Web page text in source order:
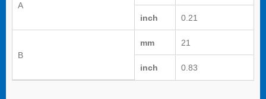
A
inch 0.21
B
mm 21
inch 0.83